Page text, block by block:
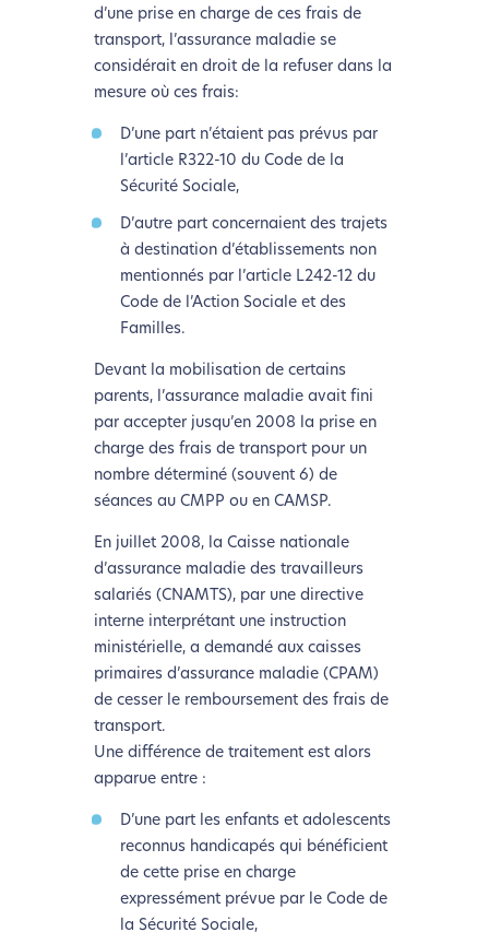
d’une prise en charge de ces frais de
transport, l’assurance maladie se
considérait en droit de la refuser dans la
mesure où ces frais:
D’une part n’étaient pas prévus par
l’article R322-10 du Code de la
Sécurité Sociale,
D’autre part concernaient des trajets
à destination d’établissements non
mentionnés par l’article L242-12 du
Code de l’Action Sociale et des
Familles.
Devant la mobilisation de certains
parents, l’assurance maladie avait fini
par accepter jusqu’en 2008 la prise en
charge des frais de transport pour un
nombre déterminé (souvent 6) de
séances au CMPP ou en CAMSP.
En juillet 2008, la Caisse nationale
d’assurance maladie des travailleurs
salariés (CNAMTS), par une directive
interne interprétant une instruction
ministérielle, a demandé aux caisses
primaires d’assurance maladie (CPAM)
de cesser le remboursement des frais de
transport.
Une différence de traitement est alors
apparue entre :
D’une part les enfants et adolescents
reconnus handicapés qui bénéficient
de cette prise en charge
expressément prévue par le Code de
la Sécurité Sociale,